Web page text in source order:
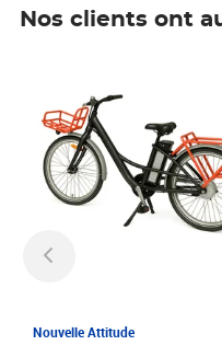
Nos clients ont
Nouvelle Attitude